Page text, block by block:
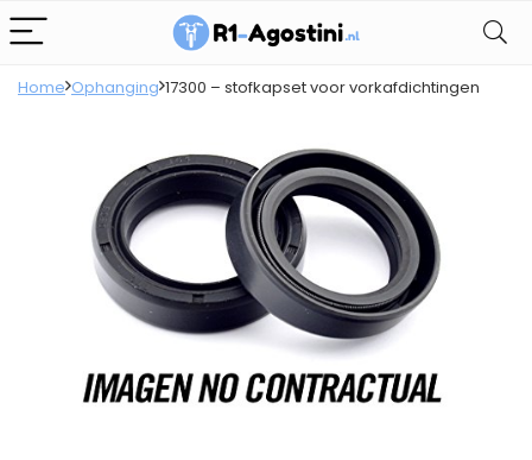
Home Ophanging 17300 – stofkapset voor vorkafdichtingen